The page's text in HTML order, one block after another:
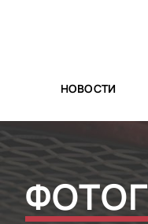
НОВОСТИ